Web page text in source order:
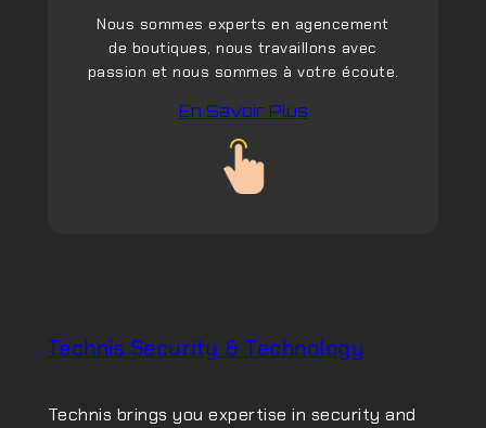
Nous sommes experts en agencement
de boutiques, nous travaillons avec
passion et nous sommes à votre écoute.
En Savoir Plus
Technis Security & Technology
Technis brings you expertise in security and